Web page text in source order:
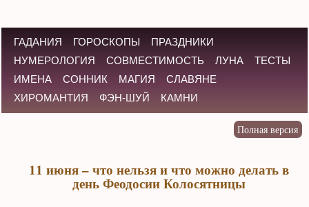
ГАДАНИЯ ГОРОСКОПЫ
ПРАЗДНИКИ
НУМЕРОЛОГИЯ
СОВМЕСТИМОСТЬ ЛУНА
ТЕСТЫ
ИМЕНА
СОННИК МАГИЯ
СЛАВЯНЕ
ХИРОМАНТИЯ
ФЭН-ШУЙ КАМНИ
11 июня – что нельзя и что можно делать в
день Феодосии Колосятницы